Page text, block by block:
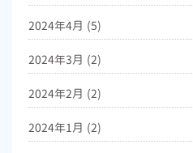
2024年4月 (5)
2024年3月 (2)
2024年2月 (2)
2024年1月 (2)